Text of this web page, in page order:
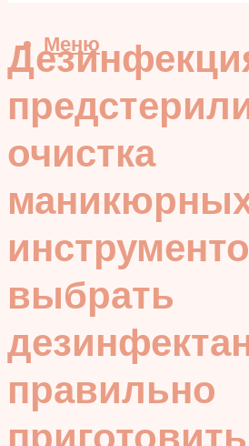
Меню
очистка
выбрать
правильно
приготовить